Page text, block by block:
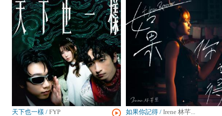
天下也一樣 / FYP 如果你記得 / Irene 林芊...